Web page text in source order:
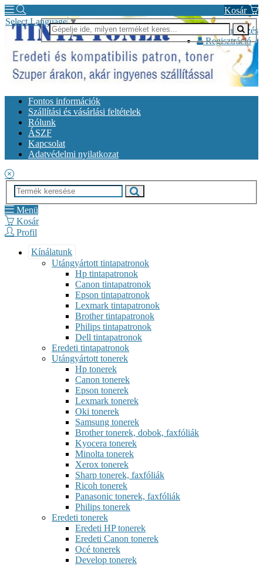
Kosár
Bejelentkezés
Regisztráció
Select Language▼
Fontos információk
Szállítási és vásárlási feltételek
Rólunk
ÁSZF
Kapcsolat
Adatvédelmi nyilatkozat
Menü
Kosár
Profil
Kínálatunk
Utángyártott tintapatronok
Hp tintapatronok
Canon tintapatronok
Epson tintapatronok
Lexmark tintapatronok
Brother tintapatronok
Philips tintapatronok
Dell tintapatronok
Eredeti tintapatronok
Utángyártott tonerek
Hp tonerek
Canon tonerek
Epson tonerek
Lexmark tonerek
Oki tonerek
Samsung tonerek
Brother tonerek, dobok, faxfóliák
Kyocera tonerek
Minolta tonerek
Xerox tonerek
Sharp tonerek, faxfóliák
Ricoh tonerek
Panasonic tonerek, faxfóliák
Philips tonerek
Eredeti tonerek
Eredeti HP tonerek
Eredeti Canon tonerek
Océ tonerek
Develop tonerek